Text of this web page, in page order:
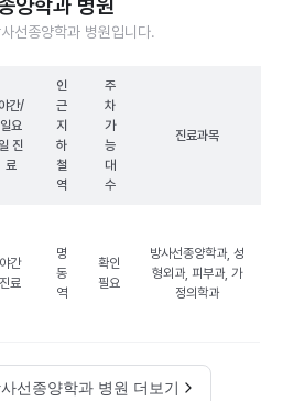
양학과 병원
선종양학과 병원입니다.
야간/
일요
일 진
료
인
근
지
하
철
역
주
차
가
능
대
수
진료과목
야간
진료
명
동
역
확인
필요
방사선종양학과, 성
형외과, 피부과, 가
정의학과
선종양학과 병원 더보기